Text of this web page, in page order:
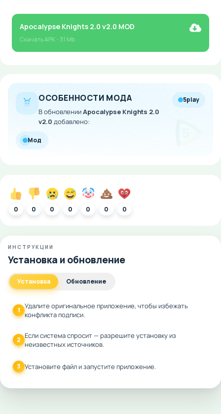
Apocalypse Knights 2.0 v2.0 MOD
СкачатьAPK- 31 Mb
ОСОБЕННОСТИ МОДА
В обновленииApocalypse Knights 2.0
v2.0 добавлено:
5play
Мод
0 0 0 0 0 0 0
ИНСТРУКЦИИ
Установка и обновление
Установка Обновление
1 Удалите оригинальное приложение, чтобы избежать
конфликта подписи.
2 Если система спросит — разрешите установку из
неизвестных источников.
3 Установите файл и запустите приложение.